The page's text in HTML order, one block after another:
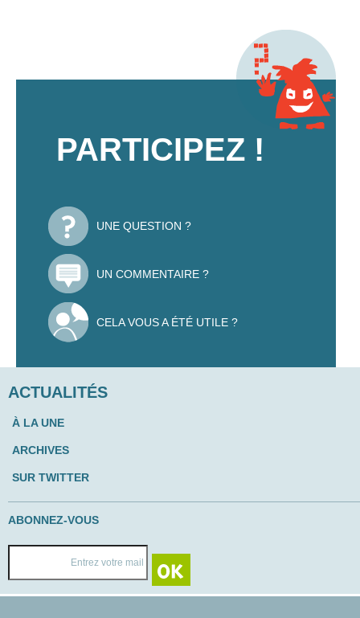
PARTICIPEZ !
UNE QUESTION ?
UN COMMENTAIRE ?
CELA VOUS A ÉTÉ UTILE ?
ACTUALITÉS
À LA UNE
ARCHIVES
SUR TWITTER
ABONNEZ-VOUS